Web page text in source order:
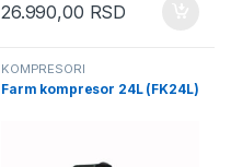
26.990,00 RSD
KOMPRESORI
Farm kompresor 24L (FK24L)